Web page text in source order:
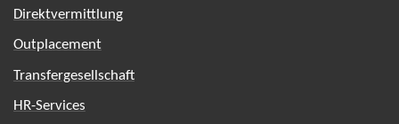
Direktvermittlung
Outplacement
Transfergesellschaft
HR-Services